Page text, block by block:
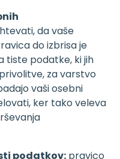
da vaše
do izbrisa je
tiste podatke, ki jih
za varstvo
vaši osebni
ker tako veleva
podatkov: pravico